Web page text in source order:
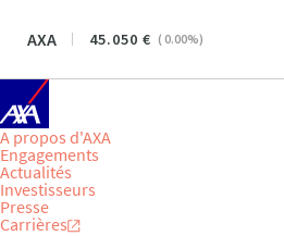
AXA 45.050 ( 0.00%)
A propos d'AXA
Engagements
Actualités
Investisseurs
Presse
Carrières